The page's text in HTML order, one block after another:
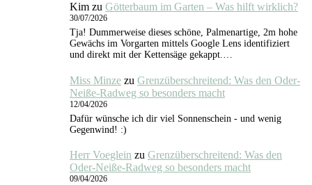
Kim zu Götterbaum im Garten – Was hilft wirklich?
30/07/2026
Tja! Dummerweise dieses schöne, Palmenartige, 2m hohe
Gewächs im Vorgarten mittels Google Lens identifiziert
und direkt mit der Kettensäge gekappt.…
Miss Minze zu Grenzüberschreitend: Was den Oder-
Neiße-Radweg so besonders macht
12/04/2026
Dafür wünsche ich dir viel Sonnenschein - und wenig
Gegenwind! :)
Herr Voeglein zu Grenzüberschreitend: Was den
Oder-Neiße-Radweg so besonders macht
09/04/2026